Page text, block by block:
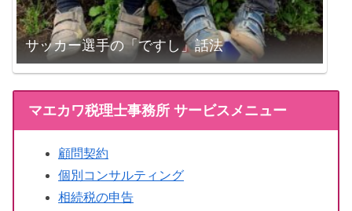
サッカー選手の「ですし」話法
マエカワ税理士事務所 サービスメニュー
顧問契約
個別コンサルティング
相続税の申告